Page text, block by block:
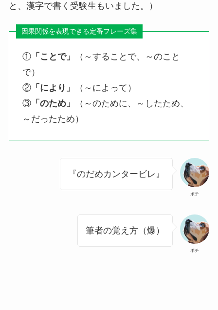
と、漢字で書く受験生もいました。）
①「ことで」
（～することで、～のこと
で）
②「により」
（～によって）
③「のため」
（～のために、～したため、
～だったため）
ポチ
『のだめカンタービレ』
ポチ
筆者の覚え方（爆）